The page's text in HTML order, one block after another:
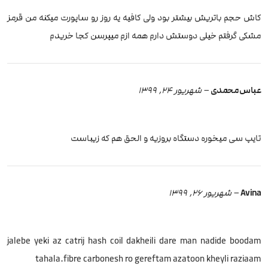
کاش حجم باتریش بیشتر بود ولی کافیه یه روز رو ساپورت میکنه من قرمز
مشکی گرفتم خیلی دوستش دارم همه ازم میپرسن کجا خریدم
عباس محمدی–شهریور 24, 1399
تایپ سی میخوره دستگاه بروزیه و الحق هم که زیباست
Avina
–شهریور 26, 1399
jalebe yeki az catrij hash coil dakheili dare man nadide boodam
tahala.fibre carbonesh ro gereftam azatoon kheyli raziaam